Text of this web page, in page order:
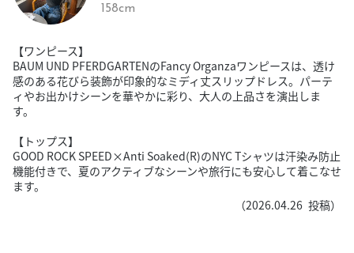
158cm
【ワンピース】
BAUM UND PFERDGARTENのFancy Organzaワンピースは、透け
感のある花びら装飾が印象的なミディ丈スリップドレス。パーテ
ィやお出かけシーンを華やかに彩り、大人の上品さを演出しま
す。
【トップス】
GOOD ROCK SPEED×Anti Soaked(R)のNYC Tシャツは汗染み防止
機能付きで、夏のアクティブなシーンや旅行にも安心して着こなせ
ます。
（2026.04.26 投稿）